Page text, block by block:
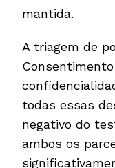
mantida.
A triagem de
todas essas
negativo do
ambos os